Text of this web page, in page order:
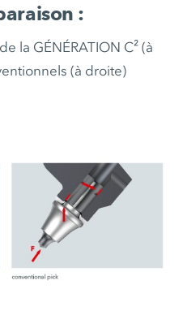
:
la GÉNÉRATION C² (à
(à droite)